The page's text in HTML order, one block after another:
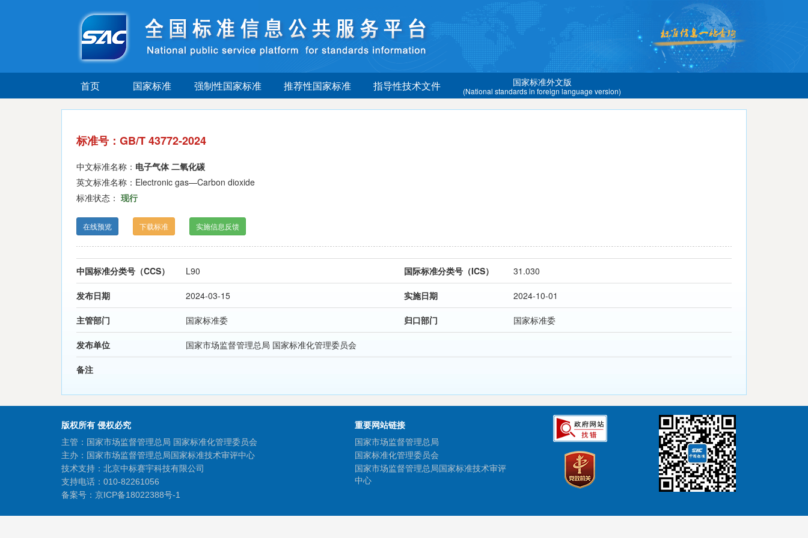
首页 国家标准 强制性国家标准 推荐性国家标准 指导性技术文件 国家标准外文版
(National standards in foreign language version)
标准号：GB/T 43772-2024
中文标准名称： 电子气体 二氧化碳
英文标准名称：Electronic gas—Carbon dioxide
标准状态： 现行
在线预览 下载标准 实施信息反馈
中国标准分类号（CCS） L90 国际标准分类号（ICS） 31.030
发布日期 2024-03-15 实施日期 2024-10-01
主管部门 国家标准委 归口部门 国家标准委
发布单位 国家市场监督管理总局 国家标准化管理委员会
备注
版权所有 侵权必究
主管：国家市场监督管理总局 国家标准化管理委员会
主办：国家市场监督管理总局国家标准技术审评中心
技术支持：北京中标赛宇科技有限公司
支持电话：010-82261056
备案号： 京ICP备18022388号-1
重要网站链接
国家市场监督管理总局
国家标准化管理委员会
国家市场监督管理总局国家标准技术审评
中心